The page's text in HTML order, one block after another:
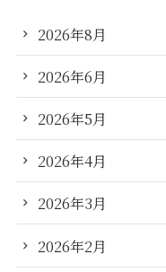
2026年8月
2026年6月
2026年5月
2026年4月
2026年3月
2026年2月